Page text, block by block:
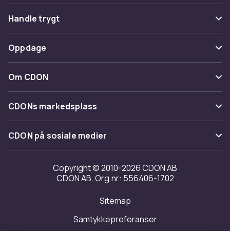
Vanlige spørsmål
Spor pakke
Angre & returner her
Kontakt oss
Handle trygt
Betaling
Levering
Tilbakekallinger
Oppdage
Kategorier
Varemerker
Om CDON
Om oss
Kundeanmeldelser
Jobbe på CDON
Investor relations
Tilgjengelighet
CDONs markedsplass
Merchant Help Center
CDON på sosiale medier
Copyright © 2010-2026 CDON AB
CDON AB, Org.nr: 556406-1702
Sitemap
Samtykkepreferanser